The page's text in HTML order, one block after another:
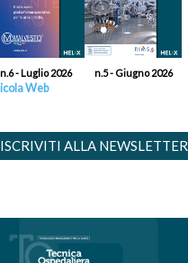
n.6 - Luglio 2026 n.5 - Giugno 2026
Web
ISCRIVITI ALLA NEWSLETTER